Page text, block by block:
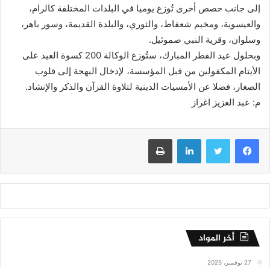
إلى جانب حصص أخرى تُوزع يوميا في البلدات المختلفة كالرام،
والعيسوية، ومخيم شعفاط، والثوري، والبلدة القديمة، وسور باهر،
وسلوان، وقرية النبي صموئيل.
وبحلول عيد الفطر المبارك، ستُوزع الوكالة 200 كسوة العيد على
الأيتام المكفولين من قبل المؤسسة، لإدخال البهجة إلى قلوب
الصغار، فضلا عن الأمسيات الدينية لتلاوة القرآن والذكر والإنشاد.
م: عبد العزيز اغراز
فيسبوك تويتر لينكدإن طباعة
أخر المواد
27 نوفمبر، 2025